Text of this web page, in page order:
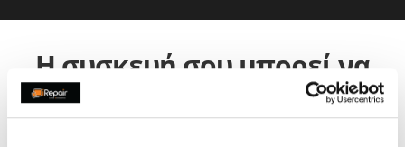
Η συσκευή σου μπορεί να
χρειάζεται και κάποια από